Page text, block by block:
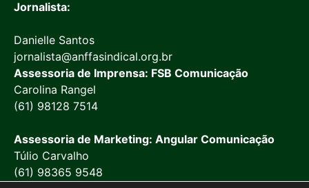
Jornalista:
Danielle Santos
jornalista@anffasindical.org.br
Assessoria de Imprensa: FSB Comunicação
Carolina Rangel
(61) 98128 7514
Assessoria de Marketing: Angular Comunicação
Túlio Carvalho
(61) 98365 9548